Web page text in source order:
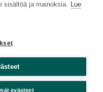
sisältöä ja mainoksia. Lue
evästeet